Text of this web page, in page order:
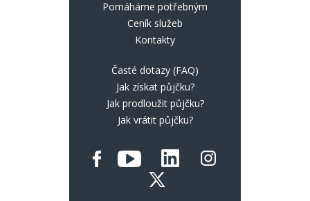
Pomáháme potřebným
Ceník služeb
Kontakty
Časté dotazy (FAQ)
Jak získat půjčku?
Jak prodloužit půjčku?
Jak vrátit půjčku?